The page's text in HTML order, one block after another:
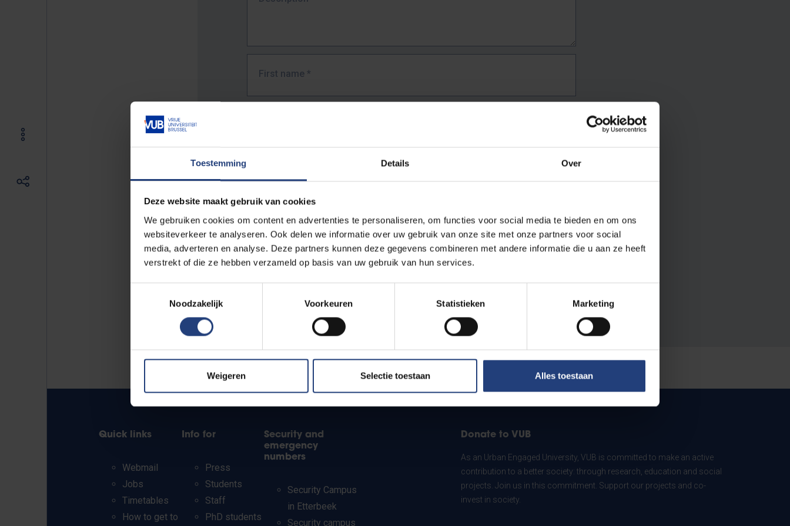
Toestemming Details Over
Deze website maakt gebruik van cookies
We gebruiken cookies om content en advertenties te personaliseren, om functies voor social media te bieden en om ons
websiteverkeer te analyseren. Ook delen we informatie over uw gebruik van onze site met onze partners voor social
media, adverteren en analyse. Deze partners kunnen deze gegevens combineren met andere informatie die u aan ze heeft
verstrekt of die ze hebben verzameld op basis van uw gebruik van hun services.
Noodzakelijk
Voorkeuren Statistieken Marketing
Weigeren Selectie toestaan Alles toestaan
First name *
The full URL of the page where you encountered the error.
E.g. https://www.vub.be/nl/studeren-aan-de-vub/alle-opleidingen
Quick links
Webmail
Jobs
Timetables
How to get to
Info for
Press
Students
Staff
PhD students
Security and
emergency
numbers
Security Campus
in Etterbeek
Security campus
Donate to VUB
As an Urban Engaged University, VUB is committed to make an active
contribution to a better society: through research, education and social
projects. Join us in this commitment. Support our projects and co-
invest in society.